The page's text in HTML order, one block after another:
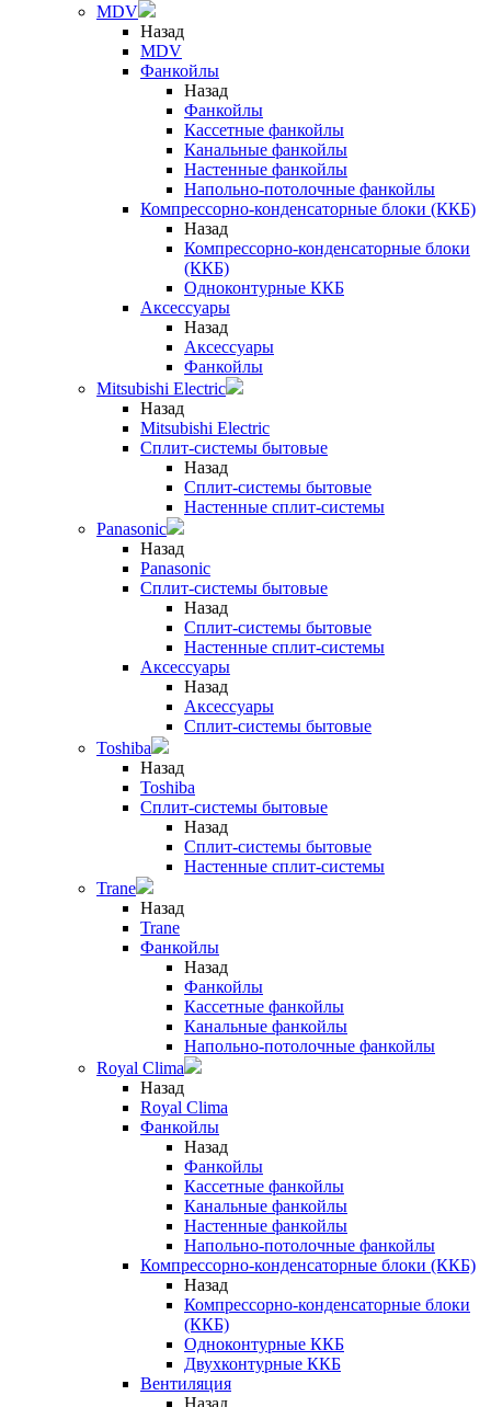
MDV
Назад
MDV
Фанкойлы
Назад
Фанкойлы
Кассетные фанкойлы
Канальные фанкойлы
Настенные фанкойлы
Напольно-потолочные фанкойлы
Компрессорно-конденсаторные блоки (ККБ)
Назад
Компрессорно-конденсаторные блоки
(ККБ)
Одноконтурные ККБ
Аксессуары
Назад
Аксессуары
Фанкойлы
Mitsubishi Electric
Назад
Mitsubishi Electric
Сплит-системы бытовые
Назад
Сплит-системы бытовые
Настенные сплит-системы
Panasonic
Назад
Panasonic
Сплит-системы бытовые
Назад
Сплит-системы бытовые
Настенные сплит-системы
Аксессуары
Назад
Аксессуары
Сплит-системы бытовые
Toshiba
Назад
Toshiba
Сплит-системы бытовые
Назад
Сплит-системы бытовые
Настенные сплит-системы
Trane
Назад
Trane
Фанкойлы
Назад
Фанкойлы
Кассетные фанкойлы
Канальные фанкойлы
Напольно-потолочные фанкойлы
Royal Clima
Назад
Royal Clima
Фанкойлы
Назад
Фанкойлы
Кассетные фанкойлы
Канальные фанкойлы
Настенные фанкойлы
Напольно-потолочные фанкойлы
Компрессорно-конденсаторные блоки (ККБ)
Назад
Компрессорно-конденсаторные блоки
(ККБ)
Одноконтурные ККБ
Двухконтурные ККБ
Вентиляция
Назад